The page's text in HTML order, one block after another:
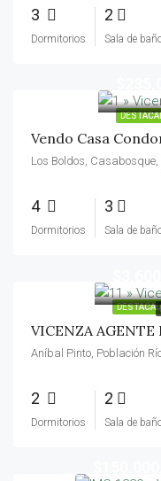
3
Dormitorios
2
Sala de
Vendo Casa
4
Dormitorios
3
Sala de
VICENZA
2
Dormitorios
2
Sala de